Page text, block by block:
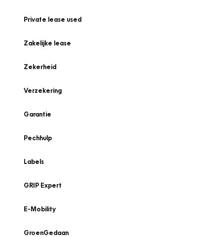
Private lease used
Zakelijke lease
Zekerheid
Verzekering
Garantie
Pechhulp
Labels
GRIP Expert
E-Mobility
GroenGedaan